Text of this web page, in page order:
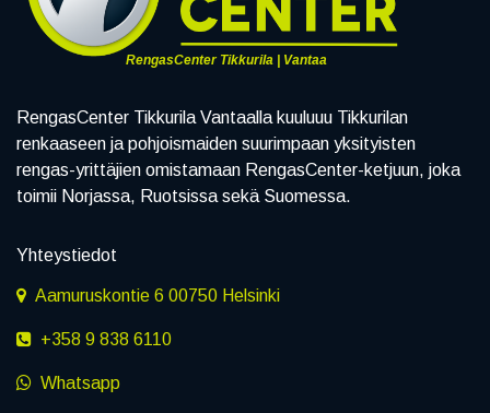
RengasCenter Tikkurila | Vantaa
RengasCenter Tikkurila Vantaalla kuuluuu Tikkurilan
renkaaseen ja pohjoismaiden suurimpaan yksityisten
rengas-yrittäjien omistamaan RengasCenter-ketjuun, joka
toimii Norjassa, Ruotsissa sekä Suomessa.
Yhteystiedot
Aamuruskontie 6 00750 Helsinki
+358 9 838 6110
Whatsapp